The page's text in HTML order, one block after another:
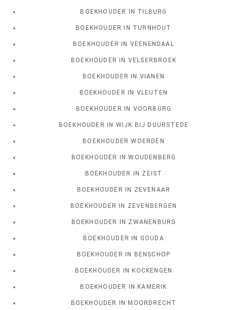
BOEKHOUDER IN TILBURG
BOEKHOUDER IN TURNHOUT
BOEKHOUDER IN VEENENDAAL
BOEKHOUDER IN VELSERBROEK
BOEKHOUDER IN VIANEN
BOEKHOUDER IN VLEUTEN
BOEKHOUDER IN VOORBURG
BOEKHOUDER IN WIJK BIJ DUURSTEDE
BOEKHOUDER WOERDEN
BOEKHOUDER IN WOUDENBERG
BOEKHOUDER IN ZEIST
BOEKHOUDER IN ZEVENAAR
BOEKHOUDER IN ZEVENBERGEN
BOEKHOUDER IN ZWANENBURG
BOEKHOUDER IN GOUDA
BOEKHOUDER IN BENSCHOP
BOEKHOUDER IN KOCKENGEN
BOEKHOUDER IN KAMERIK
BOEKHOUDER IN MOORDRECHT